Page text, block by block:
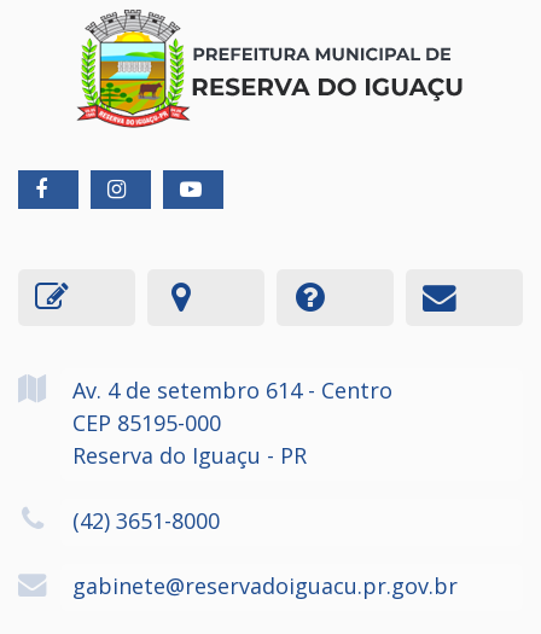
Av. 4 de setembro 614 - Centro
CEP 85195-000
Reserva do Iguaçu - PR
(42) 3651-8000
gabinete@reservadoiguacu.pr.gov.br